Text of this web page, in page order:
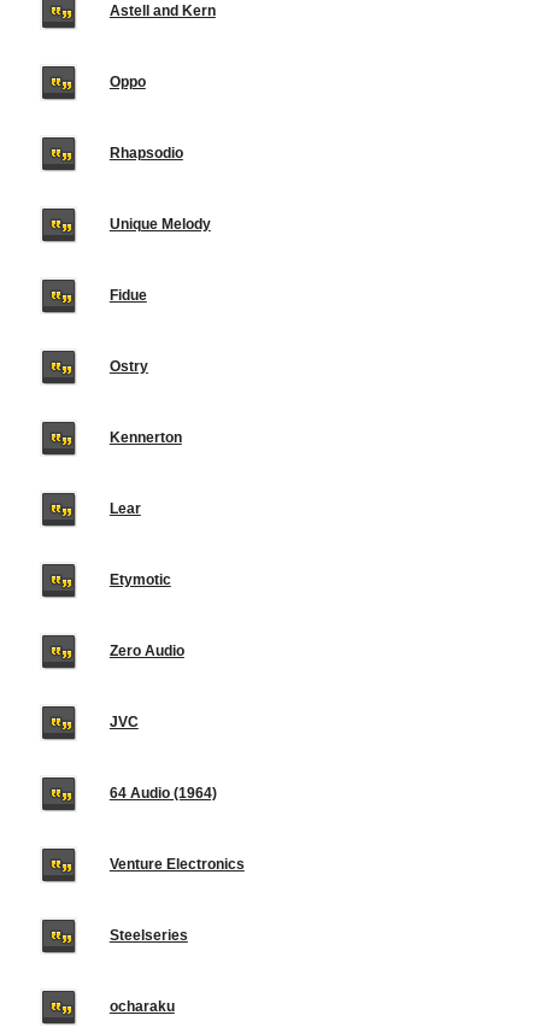
Astell and Kern
Oppo
Rhapsodio
Unique Melody
Fidue
Ostry
Kennerton
Lear
Etymotic
Zero Audio
JVC
64 Audio (1964)
Venture Electronics
Steelseries
ocharaku